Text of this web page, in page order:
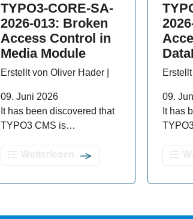
TYPO3-CORE-SA-
2026-013: Broken
Access Control in
Media Module
Erstellt von Oliver Hader |
09. Juni 2026
It has been discovered that
TYPO3 CMS is…
09.
It has